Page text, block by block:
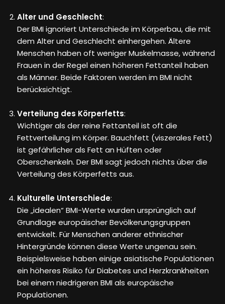
Alter und Geschlecht:
Der BMI ignoriert Unterschiede im Körperbau, die mit
dem Alter und Geschlecht einhergehen. Ältere
Menschen haben oft weniger Muskelmasse, während
Frauen in der Regel einen höheren Fettanteil haben
als Männer. Beide Faktoren werden im BMI nicht
berücksichtigt.
Verteilung des Körperfetts:
Wichtiger als der reine Fettanteil ist oft die
Fettverteilung im Körper. Bauchfett (viszerales Fett)
ist gefährlicher als Fett an Hüften oder
Oberschenkeln. Der BMI sagt jedoch nichts über die
Verteilung des Körperfetts aus.
Kulturelle Unterschiede:
Die „idealen“ BMI-Werte wurden ursprünglich auf
Grundlage europäischer Bevölkerungsgruppen
entwickelt. Für Menschen anderer ethnischer
Hintergründe können diese Werte ungenau sein.
Beispielsweise haben einige asiatische Populationen
ein höheres Risiko für Diabetes und Herzkrankheiten
bei einem niedrigeren BMI als europäische
Populationen.